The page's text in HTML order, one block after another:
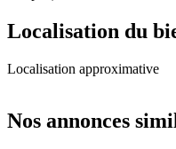
Localisation du
Localisation approximative
−
Nos annonces